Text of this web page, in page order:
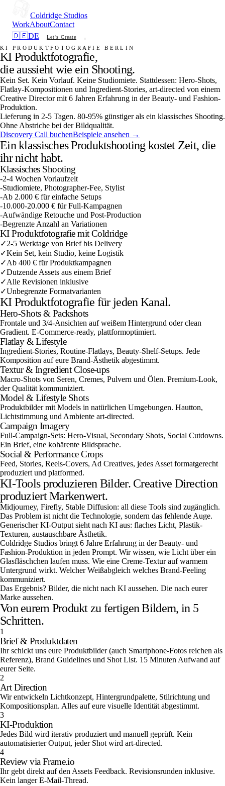
Coldridge Studios
WorkAboutContact
🇩🇪DE Let's Create
KI PRODUKTFOTOGRAFIE BERLIN
KI Produktfotografie,
die aussieht wie ein Shooting.
Kein Set. Kein Vorlauf. Keine Studiomiete. Stattdessen: Hero-Shots,
Flatlay-Kompositionen und Ingredient-Stories, art-directed von einem
Creative Director mit 6 Jahren Erfahrung in der Beauty- und Fashion-
Produktion.
Lieferung in 2-5 Tagen. 80-95% günstiger als ein klassisches Shooting.
Ohne Abstriche bei der Bildqualität.
Discovery Call buchenBeispiele ansehen →
Ein klassisches Produktshooting kostet Zeit, die
ihr nicht habt.
Klassisches Shooting
-2-4 Wochen Vorlaufzeit
-Studiomiete, Photographer-Fee, Stylist
-Ab 2.000 € für einfache Setups
-10.000-20.000 € für Full-Kampagnen
-Aufwändige Retouche und Post-Production
-Begrenzte Anzahl an Variationen
KI Produktfotografie mit Coldridge
✓2-5 Werktage von Brief bis Delivery
✓Kein Set, kein Studio, keine Logistik
✓Ab 400 € für Produktkampagnen
✓Dutzende Assets aus einem Brief
✓Alle Revisionen inklusive
✓Unbegrenzte Formatvarianten
KI Produktfotografie für jeden Kanal.
Hero-Shots & Packshots
Frontale und 3/4-Ansichten auf weißem Hintergrund oder clean
Gradient. E-Commerce-ready, plattformoptimiert.
Flatlay & Lifestyle
Ingredient-Stories, Routine-Flatlays, Beauty-Shelf-Setups. Jede
Komposition auf eure Brand-Ästhetik abgestimmt.
Textur & Ingredient Close-ups
Macro-Shots von Seren, Cremes, Pulvern und Ölen. Premium-Look,
der Qualität kommuniziert.
Model & Lifestyle Shots
Produktbilder mit Models in natürlichen Umgebungen. Hautton,
Lichtstimmung und Ambiente art-directed.
Campaign Imagery
Full-Campaign-Sets: Hero-Visual, Secondary Shots, Social Cutdowns.
Ein Brief, eine kohärente Bildsprache.
Social & Performance Crops
Feed, Stories, Reels-Covers, Ad Creatives, jedes Asset formatgerecht
produziert und platformed.
KI-Tools produzieren Bilder. Creative Direction
produziert Markenwert.
Midjourney, Firefly, Stable Diffusion: all diese Tools sind zugänglich.
Das Problem ist nicht die Technologie, sondern das fehlende Auge.
Generischer KI-Output sieht nach KI aus: flaches Licht, Plastik-
Texturen, austauschbare Ästhetik.
Coldridge Studios bringt 6 Jahre Erfahrung in der Beauty- und
Fashion-Produktion in jeden Prompt. Wir wissen, wie Licht über ein
Glasfläschchen laufen muss. Wie eine Creme-Textur auf warmem
Untergrund wirkt. Welcher Weißabgleich welches Brand-Feeling
kommuniziert.
Das Ergebnis? Bilder, die nicht nach KI aussehen. Die nach eurer
Marke aussehen.
Von eurem Produkt zu fertigen Bildern, in 5
Schritten.
1
Brief & Produktdaten
Ihr schickt uns eure Produktbilder (auch Smartphone-Fotos reichen als
Referenz), Brand Guidelines und Shot List. 15 Minuten Aufwand auf
eurer Seite.
2
Art Direction
Wir entwickeln Lichtkonzept, Hintergrundpalette, Stilrichtung und
Kompositionsplan. Alles auf eure visuelle Identität abgestimmt.
3
KI-Produktion
Jedes Bild wird iterativ produziert und manuell geprüft. Kein
automatisierter Output, jeder Shot wird art-directed.
4
Review via Frame.io
Ihr gebt direkt auf den Assets Feedback. Revisionsrunden inklusive.
Kein langer E-Mail-Thread.